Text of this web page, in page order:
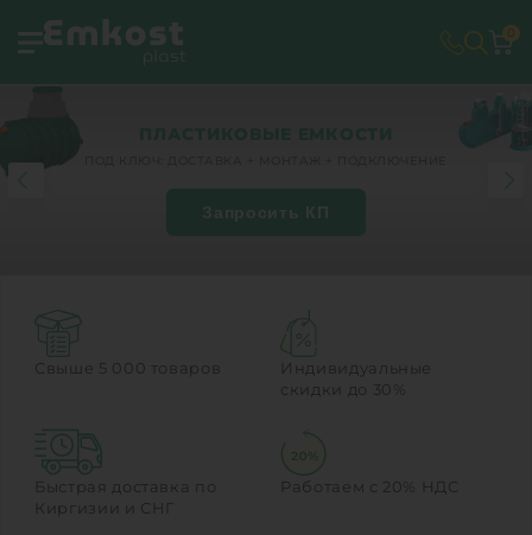
Запросить КП
Свыше 5 000 товаров
Индивидуальные
скидки до 30%
Быстрая доставка по
Киргизии и СНГ
Работаем с 20% НДС